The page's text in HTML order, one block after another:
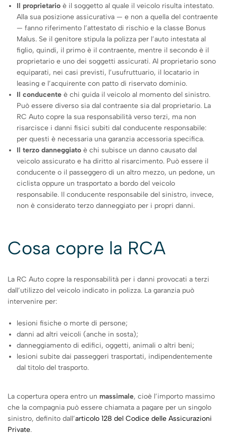
Il proprietario è il soggetto al quale il veicolo risulta intestato.
Alla sua posizione assicurativa — e non a quella del contraente
— fanno riferimento l’attestato di rischio e la classe Bonus
Malus. Se il genitore stipula la polizza per l’auto intestata al
figlio, quindi, il primo è il contraente, mentre il secondo è il
proprietario e uno dei soggetti assicurati. Al proprietario sono
equiparati, nei casi previsti, l’usufruttuario, il locatario in
leasing e l’acquirente con patto di riservato dominio.
Il conducente è chi guida il veicolo al momento del sinistro.
Può essere diverso sia dal contraente sia dal proprietario. La
RC Auto copre la sua responsabilità verso terzi, ma non
risarcisce i danni fisici subiti dal conducente responsabile:
per questi è necessaria una garanzia accessoria specifica.
Il terzo danneggiato è chi subisce un danno causato dal
veicolo assicurato e ha diritto al risarcimento. Può essere il
conducente o il passeggero di un altro mezzo, un pedone, un
ciclista oppure un trasportato a bordo del veicolo
responsabile. Il conducente responsabile del sinistro, invece,
non è considerato terzo danneggiato per i propri danni.
Cosa copre la RCA
La RC Auto copre la responsabilità per i danni provocati a terzi
dall’utilizzo del veicolo indicato in polizza. La garanzia può
intervenire per:
lesioni fisiche o morte di persone;
danni ad altri veicoli (anche in sosta);
danneggiamento di edifici, oggetti, animali o altri beni;
lesioni subite dai passeggeri trasportati, indipendentemente
dal titolo del trasporto.
La copertura opera entro un massimale, cioè l’importo massimo
che la compagnia può essere chiamata a pagare per un singolo
sinistro, definito dall’articolo 128 del Codice delle Assicurazioni
Private.